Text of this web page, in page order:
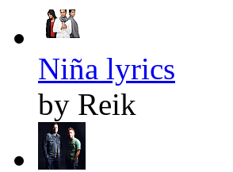
Niña lyrics
by Reik